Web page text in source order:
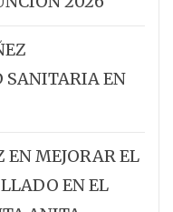
SANITARIA EN
EN MEJORAR EL
EN EL